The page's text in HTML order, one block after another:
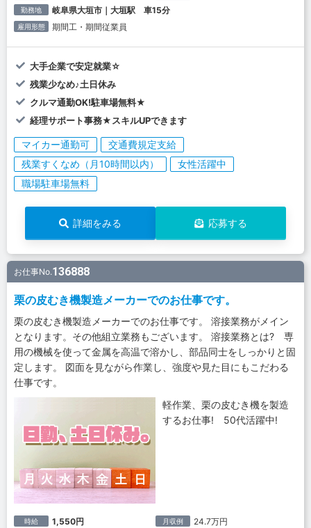
勤務地 岐阜県大垣市｜大垣駅 車15分
雇用形態 期間工・期間従業員
大手企業で安定就業☆
残業少なめ♪土日休み
クルマ通勤OK!駐車場無料★
経理サポート事務★スキルUPできます
マイカー通勤可
交通費規定支給
残業すくなめ（月10時間以内）
女性活躍中
職場駐車場無料
詳細をみる 応募する
お仕事No.136888
栗の皮むき機製造メーカーでのお仕事です。
栗の皮むき機製造メーカーでのお仕事です。 溶接業務がメイン
となります。その他組立業務もございます。 溶接業務とは? 専
用の機械を使って金属を高温で溶かし、部品同士をしっかりと固
定します。 図面を見ながら作業し、強度や見た目にもこだわる
仕事です。
軽作業、栗の皮むき機を製造
するお仕事! 50代活躍中!
時給 1,550円 月収例 24.7万円